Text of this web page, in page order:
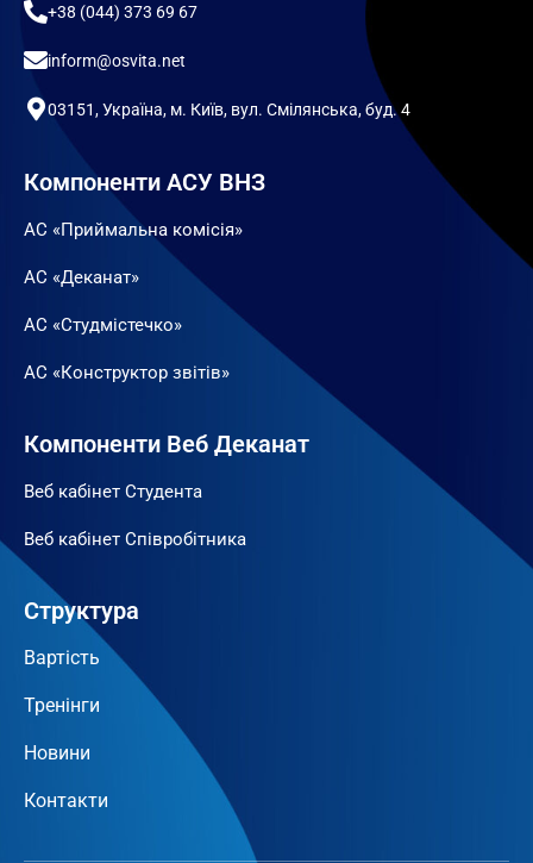
+38 (044) 373 69 67
inform@osvita.net
03151, Україна, м. Київ, вул. Смілянська, буд. 4
Компоненти АСУ ВНЗ
АС «Приймальна комісія»
АС «Деканат»
АС «Студмістечко»
АС «Конструктор звітів»
Компоненти Веб Деканат
Веб кабінет Студента
Веб кабінет Співробітника
Структура
Вартість
Тренінги
Новини
Контакти